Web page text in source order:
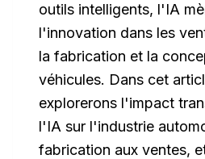
outils intelligents, l'IA
l'innovation dans les
la fabrication et la
véhicules. Dans cet
explorerons l'impact
l'IA sur l'industrie
fabrication aux ventes,